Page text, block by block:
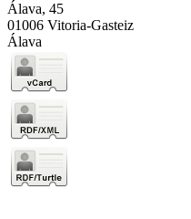
Álava, 45
01006 Vitoria-Gasteiz
Álava